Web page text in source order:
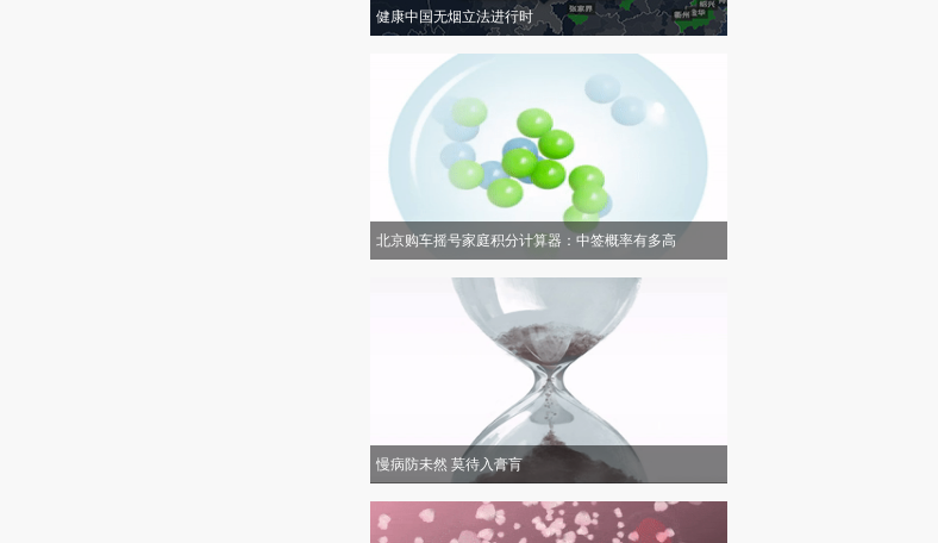
健康中国无烟立法进行时
北京购车摇号家庭积分计算器：中签概率有多高
慢病防未然 莫待入膏肓